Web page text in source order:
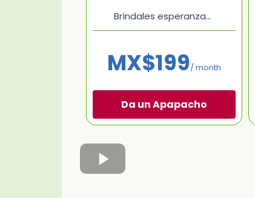
Bríndales esperanza…
MX$199/ month
Da un Apapacho